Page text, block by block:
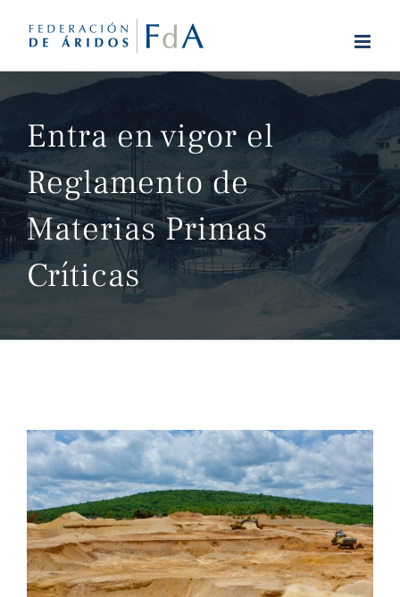
Entra en vigor el
Reglamento de
Materias Primas
Críticas